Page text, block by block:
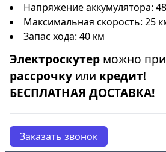
Напряжение аккумулятора:
Максимальная скорость: 25
Запас хода: 40 км
Электроскутер можно
рассрочку или кредит!
БЕСПЛАТНАЯ ДОСТАВКА!
Заказать звонок